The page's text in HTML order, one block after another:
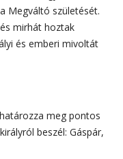
Megváltó születését.
mirhát hoztak
és emberi mivoltát
meg pontos
beszél: Gáspár,